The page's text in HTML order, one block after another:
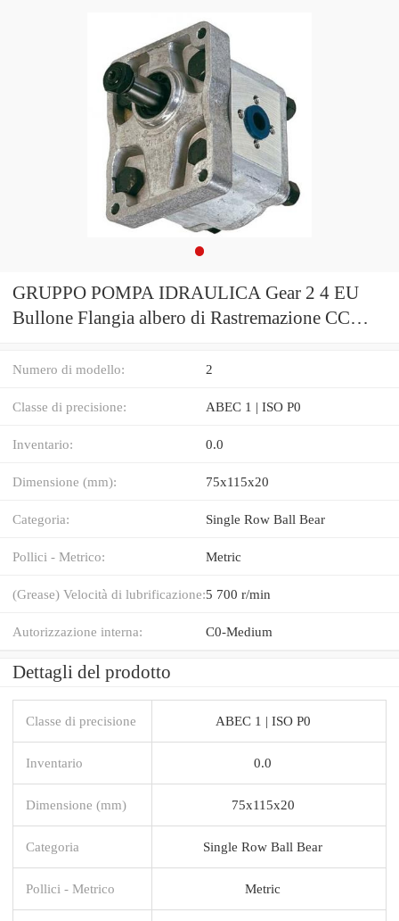
GRUPPO POMPA IDRAULICA Gear 2 4 EU
Bullone Flangia albero di Rastremazione CC
Numero di modello: 2
Classe di precisione: ABEC 1 | ISO P0
Inventario: 0.0
Dimensione (mm): 75x115x20
Categoria: Single Row Ball Bear
Pollici - Metrico: Metric
(Grease) Velocità di lubrificazione:5 700 r/min
Autorizzazione interna: C0-Medium
Dettagli del prodotto
Classe di precisione ABEC 1 | ISO P0
Inventario 0.0
Dimensione (mm) 75x115x20
Categoria Single Row Ball Bear
Pollici - Metrico Metric